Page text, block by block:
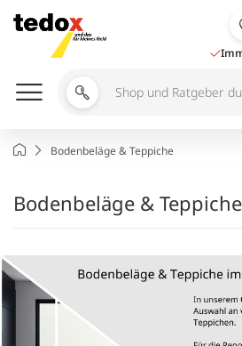
Inhalt
springen
Shop
durchsuchen
StartseiteBodenbeläge & Teppiche
Bodenbeläge & Teppiche